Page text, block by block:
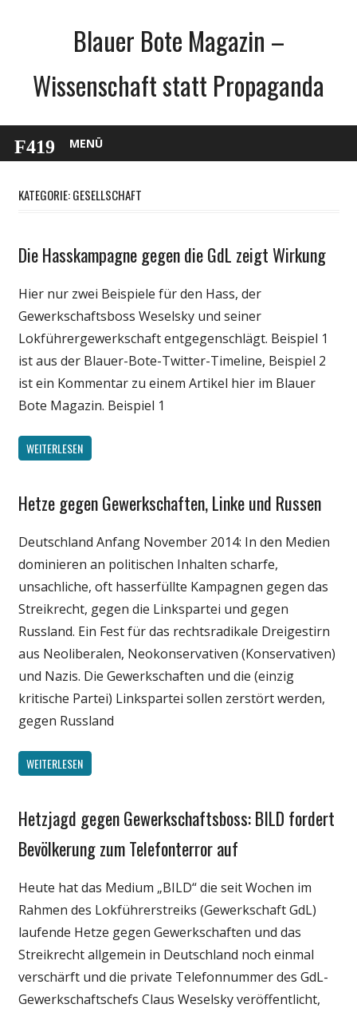
Blauer Bote Magazin –
Wissenschaft statt Propaganda
MENÜ
KATEGORIE: GESELLSCHAFT
Gesellschaft
Medien
Politik
Webfundstück
Die Hasskampagne gegen die GdL zeigt Wirkung
Hier nur zwei Beispiele für den Hass, der
Gewerkschaftsboss Weselsky und seiner
Lokführergewerkschaft entgegenschlägt. Beispiel 1
ist aus der Blauer-Bote-Twitter-Timeline, Beispiel 2
ist ein Kommentar zu einem Artikel hier im Blauer
Bote Magazin. Beispiel 1
WEITERLESEN
Gesellschaft
Politik
Wirtschaft
Hetze gegen Gewerkschaften, Linke und Russen
Deutschland Anfang November 2014: In den Medien
dominieren an politischen Inhalten scharfe,
unsachliche, oft hasserfüllte Kampagnen gegen das
Streikrecht, gegen die Linkspartei und gegen
Russland. Ein Fest für das rechtsradikale Dreigestirn
aus Neoliberalen, Neokonservativen (Konservativen)
und Nazis. Die Gewerkschaften und die (einzig
kritische Partei) Linkspartei sollen zerstört werden,
gegen Russland
WEITERLESEN
Gesellschaft
Politik
Wirtschaft
Hetzjagd gegen Gewerkschaftsboss: BILD fordert
Bevölkerung zum Telefonterror auf
Heute hat das Medium „BILD“ die seit Wochen im
Rahmen des Lokführerstreiks (Gewerkschaft GdL)
laufende Hetze gegen Gewerkschaften und das
Streikrecht allgemein in Deutschland noch einmal
verschärft und die private Telefonnummer des GdL-
Gewerkschaftschefs Claus Weselsky veröffentlicht,